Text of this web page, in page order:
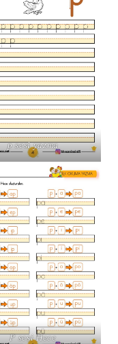
p sesi yazma
P sesi Hece